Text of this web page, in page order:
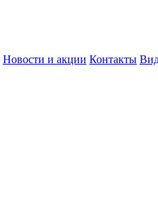
Новости и акции Контакты